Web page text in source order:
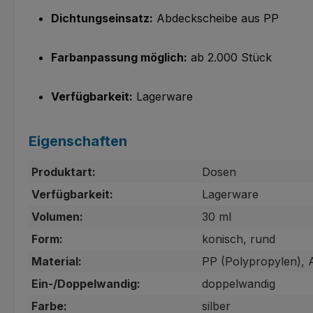
Dichtungseinsatz: Abdeckscheibe aus PP
Farbanpassung möglich: ab 2.000 Stück
Verfügbarkeit: Lagerware
Eigenschaften
Produktart:
Dosen
Verfügbarkeit:
Lagerware
Volumen:
30 ml
Form:
konisch, rund
Material:
PP (Polypropylen),
Ein-/Doppelwandig:
doppelwandig
Farbe:
silber